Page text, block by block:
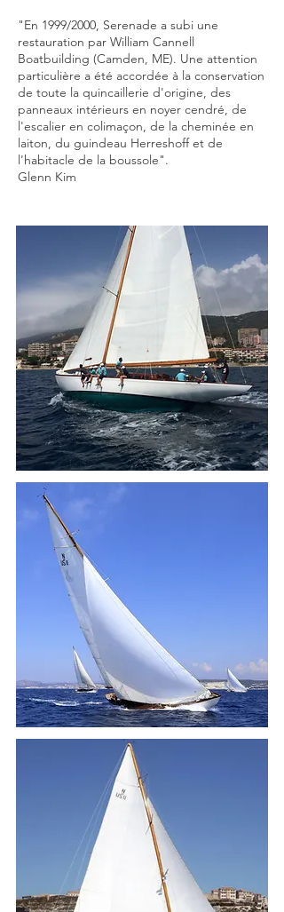
"En 1999/2000, Serenade a subi une
restauration par William Cannell
Boatbuilding (Camden, ME). Une attention
particulière a été accordée à la conservation
de toute la quincaillerie d'origine, des
panneaux intérieurs en noyer cendré, de
l'escalier en colimaçon, de la cheminée en
laiton, du guindeau Herreshoff et de
l'habitacle de la boussole".
Glenn Kim